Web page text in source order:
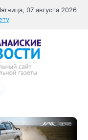
07 августа 2026